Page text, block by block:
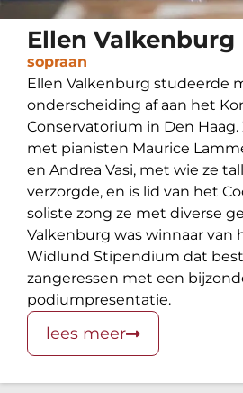
Ellen Valkenburg
sopraan
Ellen Valkenburg studeerde
onderscheiding af aan het
Conservatorium in Den
met pianisten Maurice
en Andrea Vasi, met wie ze
verzorgde, en is lid van het
soliste zong ze met diverse
Valkenburg was winnaar van
Widlund Stipendium dat
zangeressen met een
podiumpresentatie.
lees meer